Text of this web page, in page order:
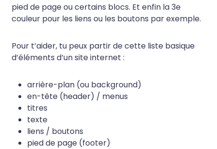
pied de page ou certains blocs. Et enfin la 3e
couleur pour les liens ou les boutons par exemple.
Pour t’aider, tu peux partir de cette liste basique
d’éléments d’un site internet :
arrière-plan (ou background)
en-tête (header) / menus
titres
texte
liens / boutons
pied de page (footer)